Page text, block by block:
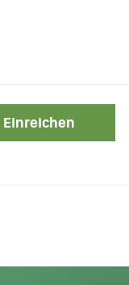
Einreichen